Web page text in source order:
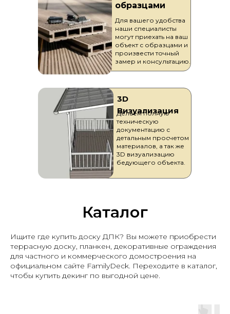
Для вашего удобства
наши специалисты
могут приехать на ваш
объект с образцами и
произвести точный
замер и консультацию.
образцами
Делаем полную
техническую
документацию с
детальным просчетом
материалов, а так же
3D визуализацию
бедующего объекта.
3D
Визуализация
Каталог
Ищите где купить доску ДПК? Вы можете приобрести
террасную доску, планкен, декоративные ограждения
для частного и коммерческого домостроения на
официальном сайте FamilyDeck. Переходите в каталог,
чтобы купить декинг по выгодной цене.